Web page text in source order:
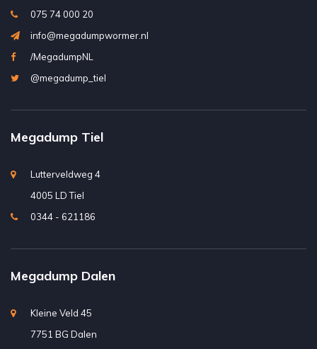
075 74 000 20
info@megadumpwormer.nl
/MegadumpNL
@megadump_tiel
Megadump Tiel
Lutterveldweg 4
4005 LD Tiel
0344 - 621186
Megadump Dalen
Kleine Veld 45
7751 BG Dalen